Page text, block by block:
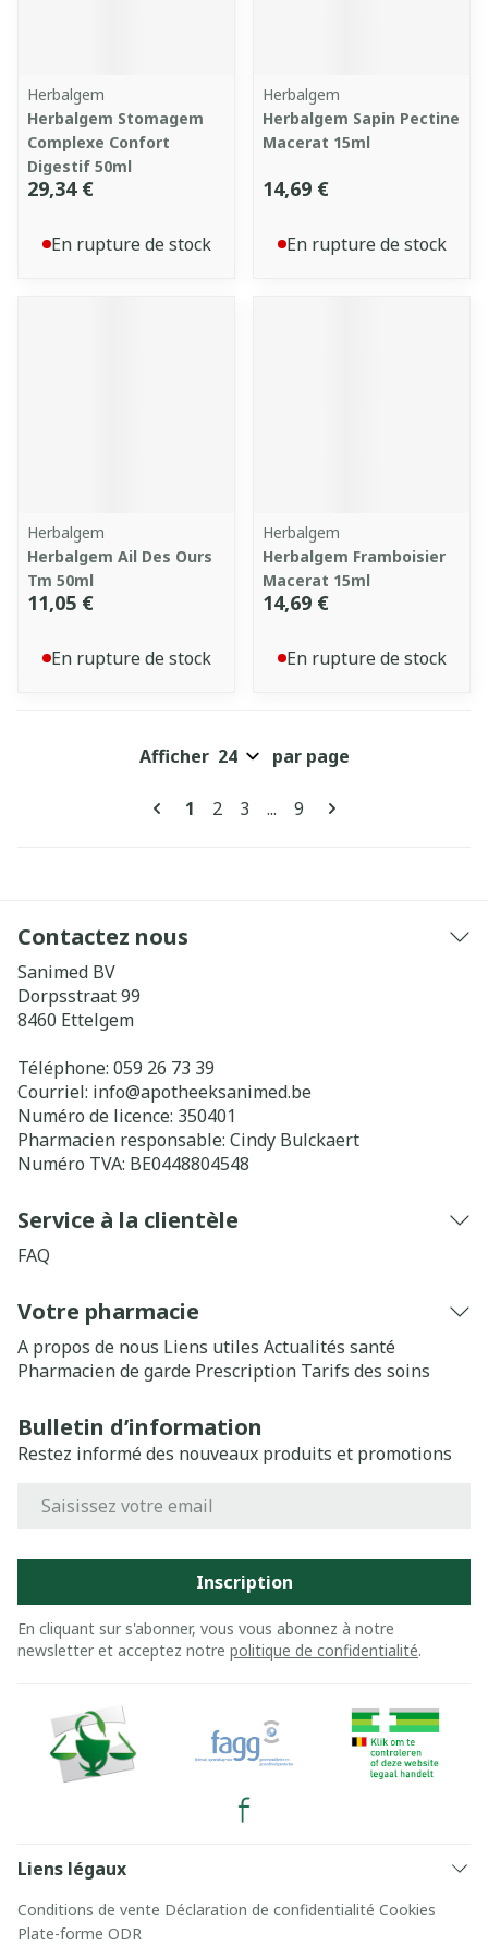
Herbalgem
Herbalgem Stomagem
Complexe Confort
Digestif 50ml
29,34 €
En rupture de stock
Herbalgem
Herbalgem Sapin Pectine
Macerat 15ml
14,69 €
En rupture de stock
Herbalgem
Herbalgem Ail Des Ours
Tm 50ml
11,05 €
En rupture de stock
Herbalgem
Herbalgem Framboisier
Macerat 15ml
14,69 €
En rupture de stock
Pages
Vous lisez actuellement la page
1 Page
2 Page
3 ... Page
9
Afficher par page
Contactez nous
Sanimed BV
Dorpsstraat 99
8460 Ettelgem
Téléphone: 059 26 73 39
Courriel: info@apotheeksanimed.be
Numéro de licence: 350401
Pharmacien responsable: Cindy Bulckaert
Numéro TVA: BE0448804548
Service à la clientèle
FAQ
Votre pharmacie
A propos de nous Liens utiles Actualités santé
Pharmacien de garde Prescription Tarifs des soins
Bulletin d’information
Restez informé des nouveaux produits et promotions
Inscription
En cliquant sur s'abonner, vous vous abonnez à notre
newsletter et acceptez notre politique de confidentialité.
Liens légaux
Conditions de vente Déclaration de confidentialité Cookies
Plate-forme ODR